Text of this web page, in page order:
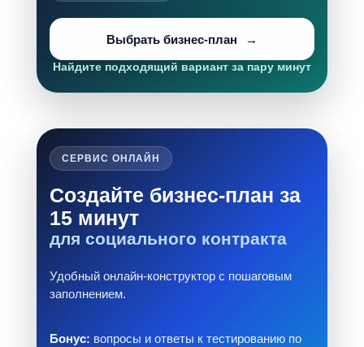
Выбрать бизнес-план
Найдите подходящий вариант за пару минут
СЕРВИС ОНЛАЙН
Создайте бизнес-план за
15 минут
для социального контракта
Удобный онлайн-конструктор с пошаговым
заполнением.
Бонус: вопросы и ответы к тестированию по